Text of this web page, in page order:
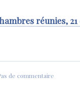
réunies,
de commentaire